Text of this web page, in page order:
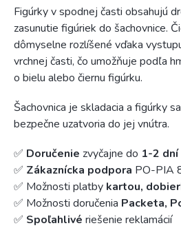
Figúrky v spodnej časti obsahujú
zasunutie figúriek do šachovnice.
dômyselne rozlíšené vďaka
vrchnej časti, čo umožňuje podľa
o bielu alebo čiernu figúrku.
Šachovnica je skladacia a figúrky
bezpečne uzatvoria do jej vnútra.
✅ Doručenie zvyčajne do 1-2 dní
✅ Zákaznícka podpora PO-PIA
✅ Možnosti platby kartou,
✅ Možnosti doručenia Packeta,
✅ Spoľahlivé riešenie reklamácií